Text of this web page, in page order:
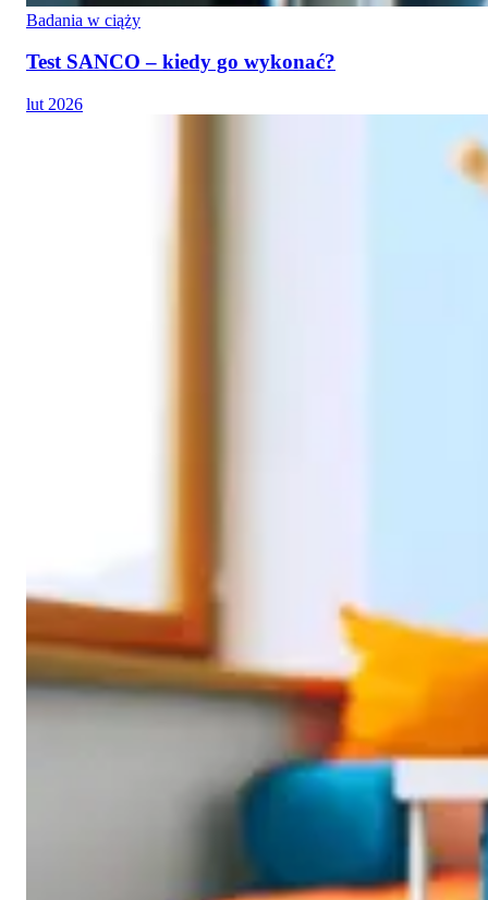
Badania w ciąży
Test SANCO – kiedy go wykonać?
lut 2026